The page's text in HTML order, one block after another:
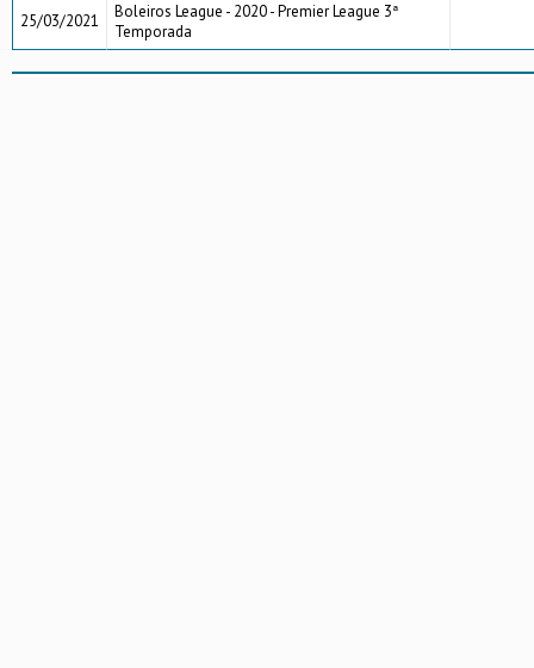
25/03/2021
Boleiros League - 2020 - Premier League 3ª
Temporada